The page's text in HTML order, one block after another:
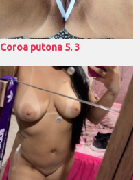
Coroa putona 5. 3